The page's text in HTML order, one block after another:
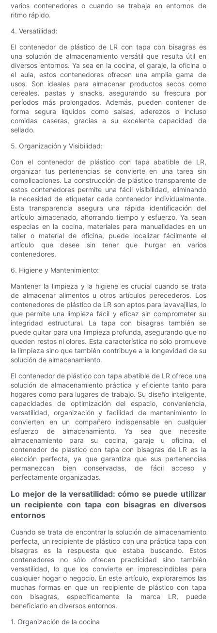
varios contenedores o cuando se trabaja en entornos de
ritmo rápido.
4. Versatilidad:
El contenedor de plástico de LR con tapa con bisagras es
una solución de almacenamiento versátil que resulta útil en
diversos entornos. Ya sea en la cocina, el garaje, la oficina o
el aula, estos contenedores ofrecen una amplia gama de
usos. Son ideales para almacenar productos secos como
cereales, pastas y snacks, asegurando su frescura por
períodos más prolongados. Además, pueden contener de
forma segura líquidos como salsas, aderezos o incluso
comidas caseras, gracias a su excelente capacidad de
sellado.
5. Organización y Visibilidad:
Con el contenedor de plástico con tapa abatible de LR,
organizar tus pertenencias se convierte en una tarea sin
complicaciones. La construcción de plástico transparente de
estos contenedores permite una fácil visibilidad, eliminando
la necesidad de etiquetar cada contenedor individualmente.
Esta transparencia asegura una rápida identificación del
artículo almacenado, ahorrando tiempo y esfuerzo. Ya sean
especias en la cocina, materiales para manualidades en un
taller o material de oficina, puede localizar fácilmente el
artículo que desee sin tener que hurgar en varios
contenedores.
6. Higiene y Mantenimiento:
Mantener la limpieza y la higiene es crucial cuando se trata
de almacenar alimentos u otros artículos perecederos. Los
contenedores de plástico de LR son aptos para lavavajillas, lo
que permite una limpieza fácil y eficaz sin comprometer su
integridad estructural. La tapa con bisagras también se
puede quitar para una limpieza profunda, asegurando que no
queden restos ni olores. Esta característica no sólo promueve
la limpieza sino que también contribuye a la longevidad de su
solución de almacenamiento.
El contenedor de plástico con tapa abatible de LR ofrece una
solución de almacenamiento práctica y eficiente tanto para
hogares como para lugares de trabajo. Su diseño inteligente,
capacidades de optimización del espacio, conveniencia,
versatilidad, organización y facilidad de mantenimiento lo
convierten en un compañero indispensable en cualquier
esfuerzo de almacenamiento. Ya sea que necesite
almacenamiento para su cocina, garaje u oficina, el
contenedor de plástico con tapa con bisagras de LR es la
elección perfecta, ya que garantiza que sus pertenencias
permanezcan bien conservadas, de fácil acceso y
perfectamente organizadas.
Lo mejor de la versatilidad: cómo se puede utilizar
un recipiente con tapa con bisagras en diversos
entornos
Cuando se trata de encontrar la solución de almacenamiento
perfecta, un recipiente de plástico con una práctica tapa con
bisagras es la respuesta que estaba buscando. Estos
contenedores no sólo ofrecen practicidad sino también
versatilidad, lo que los convierte en imprescindibles para
cualquier hogar o negocio. En este artículo, exploraremos las
muchas formas en que un recipiente de plástico con tapa
con bisagras, específicamente la marca LR, puede
beneficiarlo en diversos entornos.
1. Organización de la cocina